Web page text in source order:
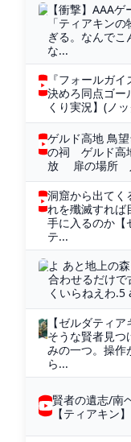
【衝撃】AAAゲ
「ティアキン
ぎる。なんでこ
な...
『フォールガイ
決めろ同点ゴー
くり実況】(ノ
ゲルド高地 鳥
の祠 ゲルド高
放 扉の場所
洞窟から出てく
れを殲滅すれば
手に入るのか【
テ...
よ あと地上の
合わせるだけで
くいらねえわ.5
【ゼルダティア
そうな賢者見つ
みの一つ。操作
ら...
賢者の遺志/南
【ティアキン